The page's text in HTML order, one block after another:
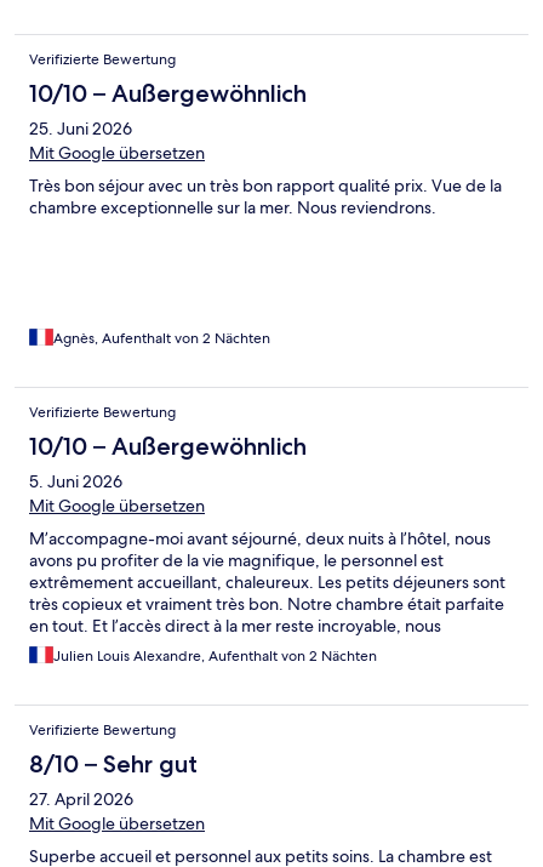
Verifizierte Bewertung
10/10 – Außergewöhnlich
25. Juni 2026
Mit Google übersetzen
Très bon séjour avec un très bon rapport qualité prix. Vue de la
chambre exceptionnelle sur la mer. Nous reviendrons.
Agnès, Aufenthalt von 2 Nächten
Verifizierte Bewertung
10/10 – Außergewöhnlich
5. Juni 2026
Mit Google übersetzen
M’accompagne-moi avant séjourné, deux nuits à l’hôtel, nous
avons pu profiter de la vie magnifique, le personnel est
extrêmement accueillant, chaleureux. Les petits déjeuners sont
très copieux et vraiment très bon. Notre chambre était parfaite
en tout. Et l’accès direct à la mer reste incroyable, nous
reviendrons et nous recommandons.
Julien Louis Alexandre, Aufenthalt von 2 Nächten
Verifizierte Bewertung
8/10 – Sehr gut
27. April 2026
Mit Google übersetzen
Superbe accueil et personnel aux petits soins. La chambre est